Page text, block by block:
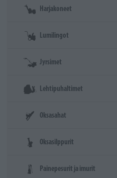
Harjakoneet
Lumilingot
Jyrsimet
Lehtipuhaltimet
Oksasahat
Oksasilppurit
Painepesurit ja imurit